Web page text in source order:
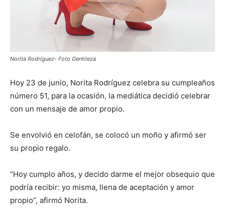
Norita Rodríguez- Foto Gentileza
Hoy 23 de junio, Norita Rodríguez celebra su cumpleaños
número 51, para la ocasión, la mediática decidió celebrar
con un mensaje de amor propio.
Se envolvió en celofán, se colocó un moño y afirmó ser
su propio regalo.
“Hoy cumplo años, y decido darme el mejor obsequio que
podría recibir: yo misma, llena de aceptación y amor
propio”, afirmó Norita.